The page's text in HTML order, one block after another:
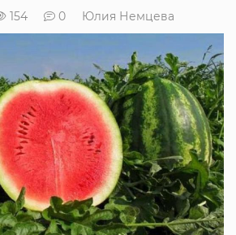
154 0 Юлия Немцева